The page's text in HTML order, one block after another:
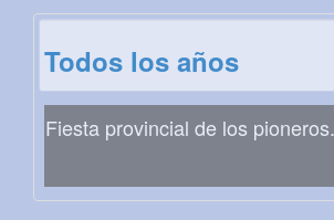
Todos los años
Fiesta provincial de los